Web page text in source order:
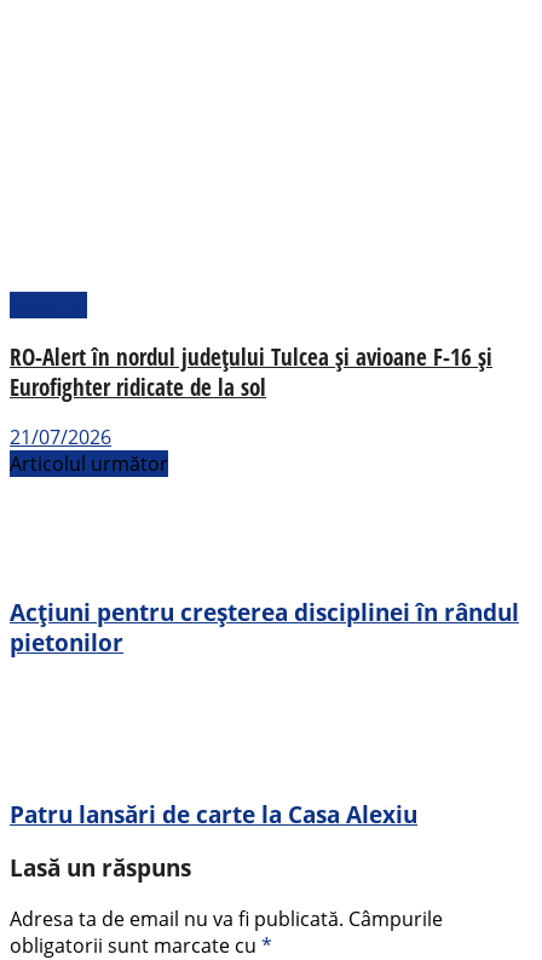
RO-Alert în nordul județului Tulcea și avioane F-16 și
Eurofighter ridicate de la sol
21/07/2026
Articolul următor
Acțiuni pentru creșterea disciplinei în rândul
pietonilor
Patru lansări de carte la Casa Alexiu
Lasă un răspuns
Adresa ta de email nu va fi publicată. Câmpurile
obligatorii sunt marcate cu *